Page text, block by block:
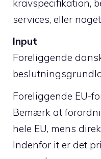
kravspecifikation,
services, eller
Input
Foreliggende
Foreliggende EU-
Bemærk at
hele EU, mens
Indenfor it er det